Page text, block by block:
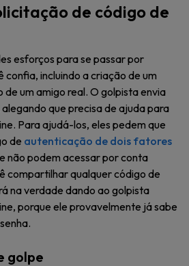
de código de
esforços para se passar por
confia, incluindo a criação de um
um amigo real. O golpista envia
que precisa de ajuda para
Para ajudá-los, eles pedem que
de autenticação de dois fatores
não podem acessar por conta
compartilhar qualquer código de
na verdade dando ao golpista
porque ele provavelmente já sabe
golpe